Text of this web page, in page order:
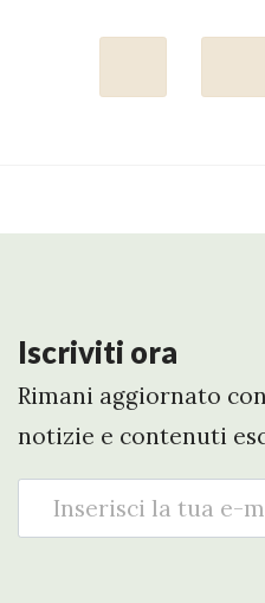
Iscriviti ora
Rimani aggiornato
notizie e contenuti